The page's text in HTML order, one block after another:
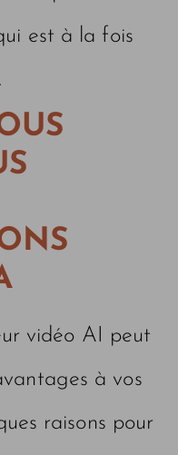
est à la fois
vidéo AI peut
à vos
raisons pour